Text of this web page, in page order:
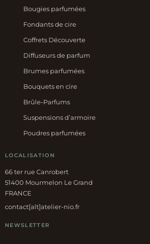
Bougies parfumées
Fondants de cire
Coffrets Découverte
Diffuseurs de parfum
Brumes parfumées
Bouquets en cire
Brûle-Parfums
Suspensions d’armoire
Poudres parfumées
LOCALISATION
66 ter rue Canrobert
51400 Mourmelon Le Grand
FRANCE
contact[alt]atelier-nio.fr
NEWSLETTER